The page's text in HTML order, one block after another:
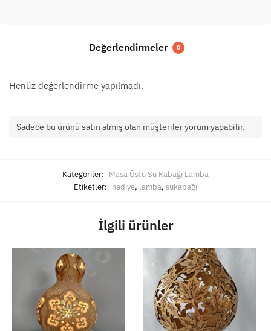
Değerlendirmeler 0
Henüz değerlendirme yapılmadı.
Sadece bu ürünü satın almış olan müşteriler yorum yapabilir.
Kategoriler: Masa Üstü Su Kabağı Lamba
Etiketler: hediye, lamba, sukabağı
İlgili ürünler